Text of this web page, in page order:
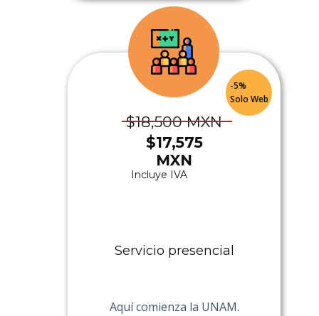
-5%
Solo Web
$​18,500 MXN
$​17,575
MXN
Incluye IVA
Servicio presencial
Aquí comienza la UNAM.